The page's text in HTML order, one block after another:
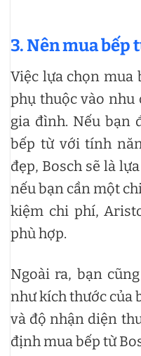
3. Nên mua bếp
Việc lựa chọn mua
phụ thuộc vào nhu
gia đình. Nếu bạn
bếp từ với tính
đẹp, Bosch sẽ là
nếu bạn cần một
kiệm chi phí,
phù hợp.
Ngoài ra, bạn
như kích thước của
và độ nhận diện
định mua bếp từ